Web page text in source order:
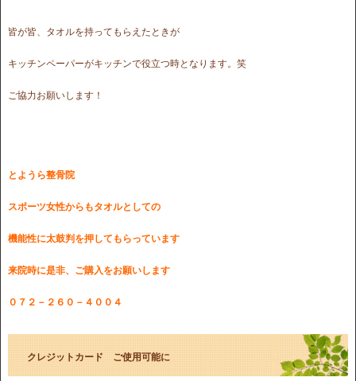
皆が皆、タオルを持ってもらえたときが
キッチンペーパーがキッチンで役立つ時となります。笑
ご協力お願いします！
とようら整骨院
スポーツ女性からもタオルとしての
機能性に太鼓判を押してもらっています
来院時に是非、ご購入をお願いします
０７２－２６０－４００４
クレジットカード ご使用可能に